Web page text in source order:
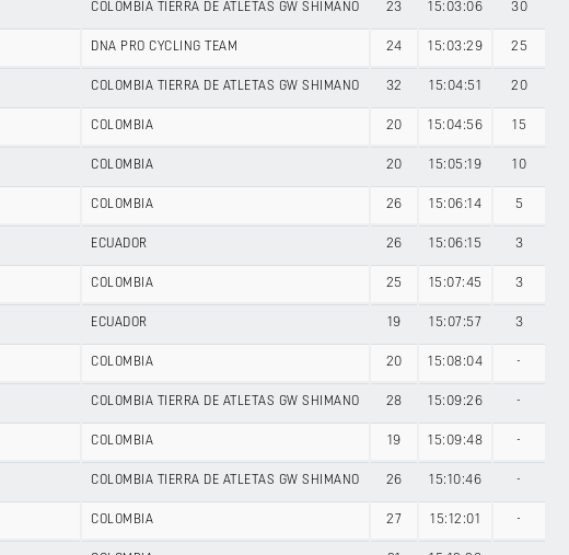
COLOMBIA TIERRA DE ATLETAS GW SHIMANO 23 15:03:06 30
DNA PRO CYCLING TEAM 24 15:03:29 25
COLOMBIA TIERRA DE ATLETAS GW SHIMANO 32 15:04:51 20
COLOMBIA 20 15:04:56 15
COLOMBIA 20 15:05:19 10
COLOMBIA 26 15:06:14 5
ECUADOR 26 15:06:15 3
COLOMBIA 25 15:07:45 3
ECUADOR 19 15:07:57 3
COLOMBIA 20 15:08:04 -
COLOMBIA TIERRA DE ATLETAS GW SHIMANO 28 15:09:26 -
COLOMBIA 19 15:09:48 -
COLOMBIA TIERRA DE ATLETAS GW SHIMANO 26 15:10:46 -
COLOMBIA 27 15:12:01 -